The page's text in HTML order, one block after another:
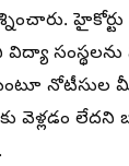
హైకోర్టు
విద్యా
నోటీసుల
లేదని